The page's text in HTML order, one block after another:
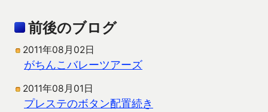
前後のブログ
2011年08月02日
がちんこバレーツアーズ
2011年08月01日
プレステのボタン配置続き